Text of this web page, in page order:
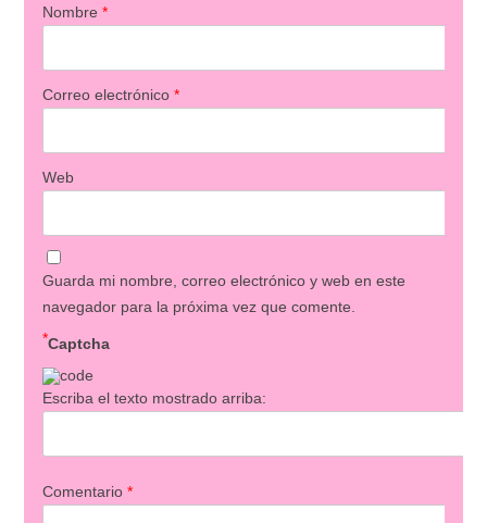
Nombre *
Correo electrónico *
Web
Guarda mi nombre, correo electrónico y web en este
navegador para la próxima vez que comente.
Captcha
*
Escriba el texto mostrado arriba:
Comentario *